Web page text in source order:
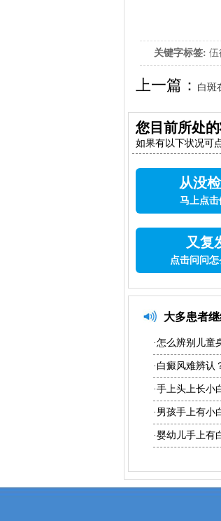
关键字标签: 伍
上一篇： 白斑
您目前所处的
如果有以下状况可
从没
马上点
又复
点击问问
大多患者
·怎么辨别儿童
·白癜风难辨认
·手上头上长小
·男孩手上有小
·婴幼儿手上有